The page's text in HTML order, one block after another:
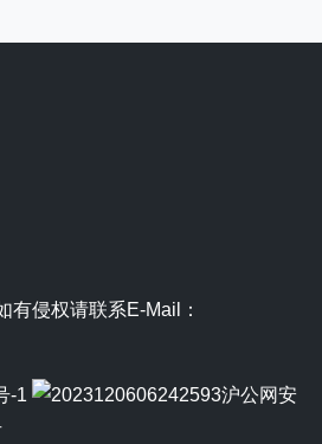
有侵权请联系E-Mail：
-1
沪公网安